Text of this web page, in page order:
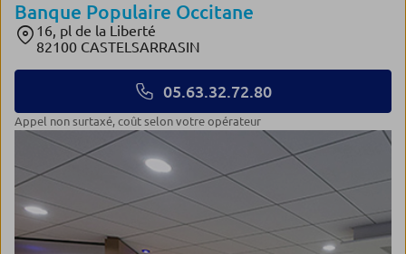
Banque Populaire Occitane
16, pl de la Liberté
82100 CASTELSARRASIN
05.63.32.72.80
Appel non surtaxé, coût selon votre opérateur